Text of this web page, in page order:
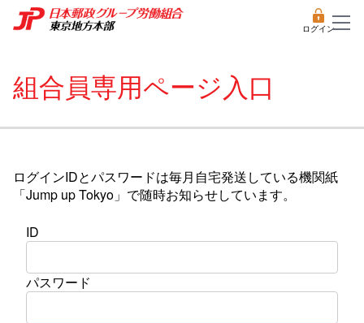
ログイン
組合員専用ページ入口
ログインIDとパスワードは毎月自宅発送している機関紙
「Jump up Tokyo」で随時お知らせしています。
ID
パスワード